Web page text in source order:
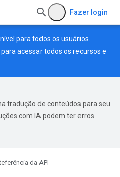
Fazer login
para todos os usuários.
acessar todos os recursos e
tradução de conteúdos para seu
com IA podem ter erros.
da API